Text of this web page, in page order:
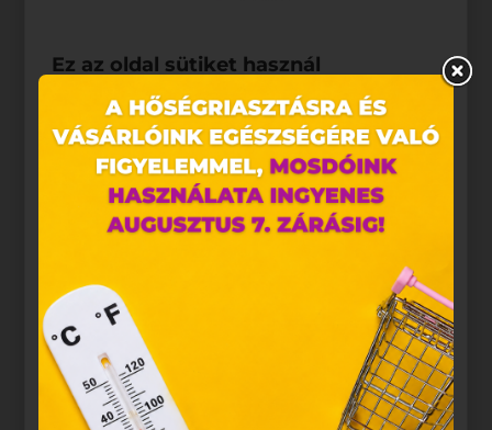
Ez az oldal sütiket használ
Weboldalunkon „cookie"-kat (továbbiakban „süti")
alkalmazunk. Ezek olyan fájlok, melyek információt
tárolnak webes böngészőjében. Ehhez az Ön
hozzájárulása szükséges.
A „sütiket" az elektronikus hírközlésről szóló 2003.
összefüggő szolgáltatások egyes kérdéseiről szóló
2001. évi CVIII. törvény, valamint az Európai Unió
előírásainak megfelelően használjuk. Azon
weblapoknak, melyek az Európai Unió országain
belül működnek, a „sütik" használatához, és
ezeknek a felhasználó számítógépén vagy egyéb
eszközén történő tárolásához a felhasználók